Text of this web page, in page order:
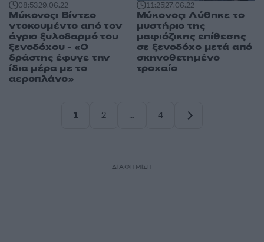
08:5329.06.22
Μύκονος: Βίντεο
ντοκουμέντο από τον
άγριο ξυλοδαρμό του
ξενοδόχου - «Ο
δράστης έφυγε την
ίδια μέρα με το
αεροπλάνο»
11:2527.06.22
Μύκονος: Λύθηκε το
μυστήριο της
μαφιόζικης επίθεσης
σε ξενοδόχο μετά από
σκηνοθετημένο
τροχαίο
1
2
…
4
ΔΙΑΦΗΜΙΣΗ